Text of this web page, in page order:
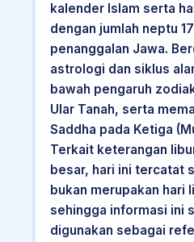
kalender Islam serta
dengan jumlah neptu
penanggalan Jawa.
astrologi dan siklus
bawah pengaruh
Ular Tanah, serta
Saddha pada Ketiga
Terkait keterangan
besar, hari ini tercatat
bukan merupakan hari
sehingga informasi ini
digunakan sebagai